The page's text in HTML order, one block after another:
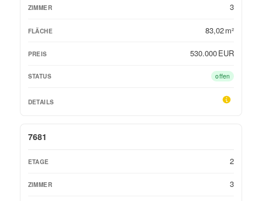
3
83,02 m²
530.000 EUR
offen
7681
2
3